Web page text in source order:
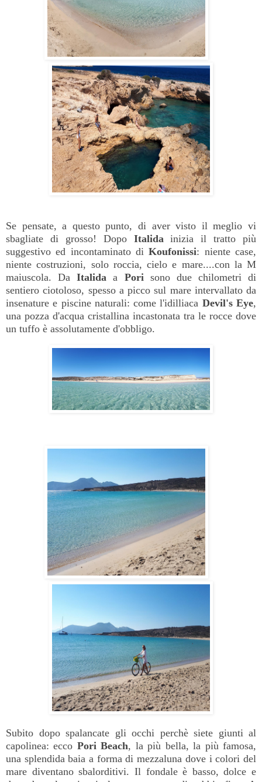
Se pensate, a questo punto, di aver visto il meglio vi
sbagliate di grosso! Dopo Italida inizia il tratto più
suggestivo ed incontaminato diKoufonissi: niente case,
niente costruzioni, solo roccia, cielo e mare....con la M
maiuscola. DaItalida a Pori sono due chilometri di
sentiero ciotoloso, spesso a picco sul mare intervallato da
insenature e piscine naturali: come l'idilliaca Devil's Eye,
una pozza d'acqua cristallina incastonata tra le rocce dove
un tuffo è assolutamente d'obbligo.
Subito dopo spalancate gli occhi perchè siete giunti al
capolinea: ecco Pori Beach, la più bella, la più famosa,
una splendida baia a forma di mezzaluna dove i colori del
mare diventano sbalorditivi. Il fondale è basso, dolce e